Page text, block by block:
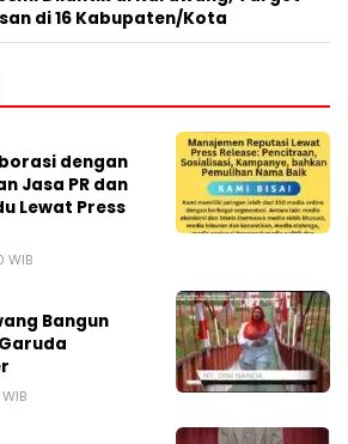
di 16 Kabupaten/Kota
dengan
Jasa PR dan
Lewat Press
WIB
Bangun